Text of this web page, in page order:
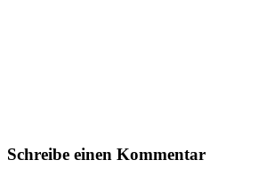
Schreibe einen Kommentar